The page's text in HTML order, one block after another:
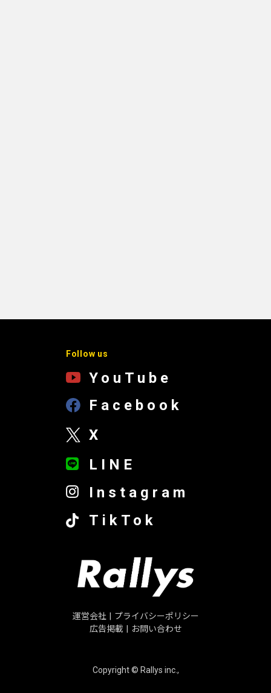
Follow us
YouTube
Facebook
X
LINE
Instagram
TikTok
運営会社
プライバシーポリシー
広告掲載
お問い合わせ
Copyright © Rallys inc.,